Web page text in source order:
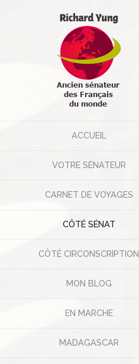
ACCUEIL
VOTRE SÉNATEUR
CARNET DE VOYAGES
CÔTÉ SÉNAT
CÔTÉ CIRCONSCRIPTION
MON BLOG
EN MARCHE
MADAGASCAR